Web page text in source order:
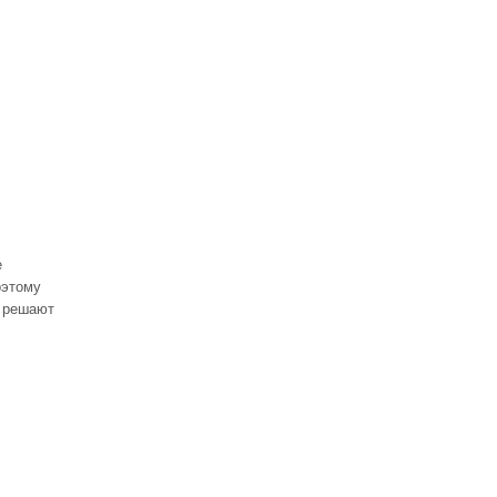
решают